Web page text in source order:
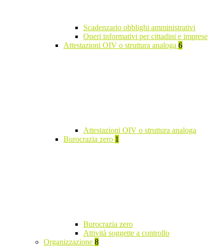
Scadenzario obblighi amministrativi
Oneri informativi per cittadini e imprese
Attestazioni OIV o struttura analoga 6
Attestazioni OIV o struttura analoga
Burocrazia zero 1
Burocrazia zero
Attività soggette a controllo
Organizzazione 8